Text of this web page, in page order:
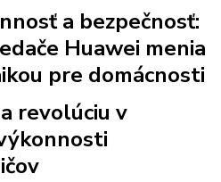
a bezpečnosť:
Huawei menia
pre domácnosti
revolúciu v